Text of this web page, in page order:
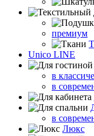
премиум
Unico LINE
в
в
в
Люкс